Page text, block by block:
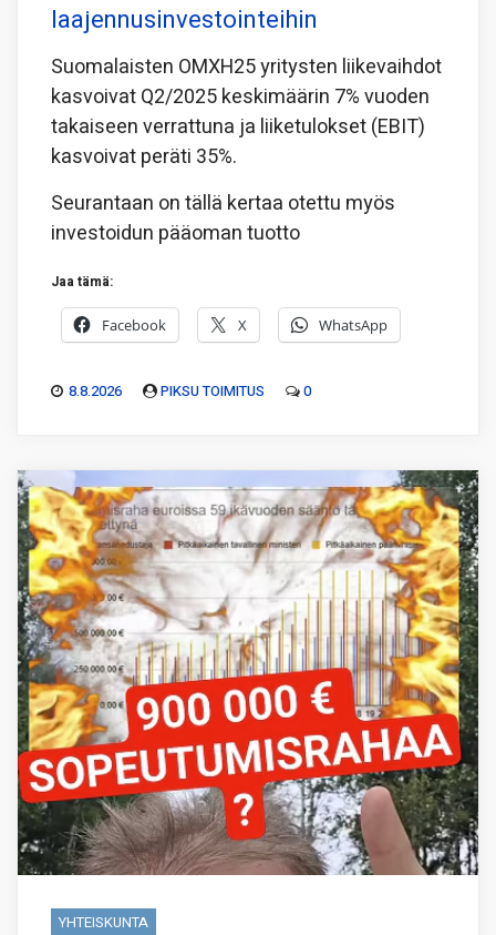
laajennusinvestointeihin
Suomalaisten OMXH25 yritysten liikevaihdot
kasvoivat Q2/2025 keskimäärin 7% vuoden
takaiseen verrattuna ja liiketulokset (EBIT)
kasvoivat peräti 35%.
Seurantaan on tällä kertaa otettu myös
investoidun pääoman tuotto
Jaa tämä:
Facebook X WhatsApp
8.8.2026 PIKSU TOIMITUS 0
YHTEISKUNTA